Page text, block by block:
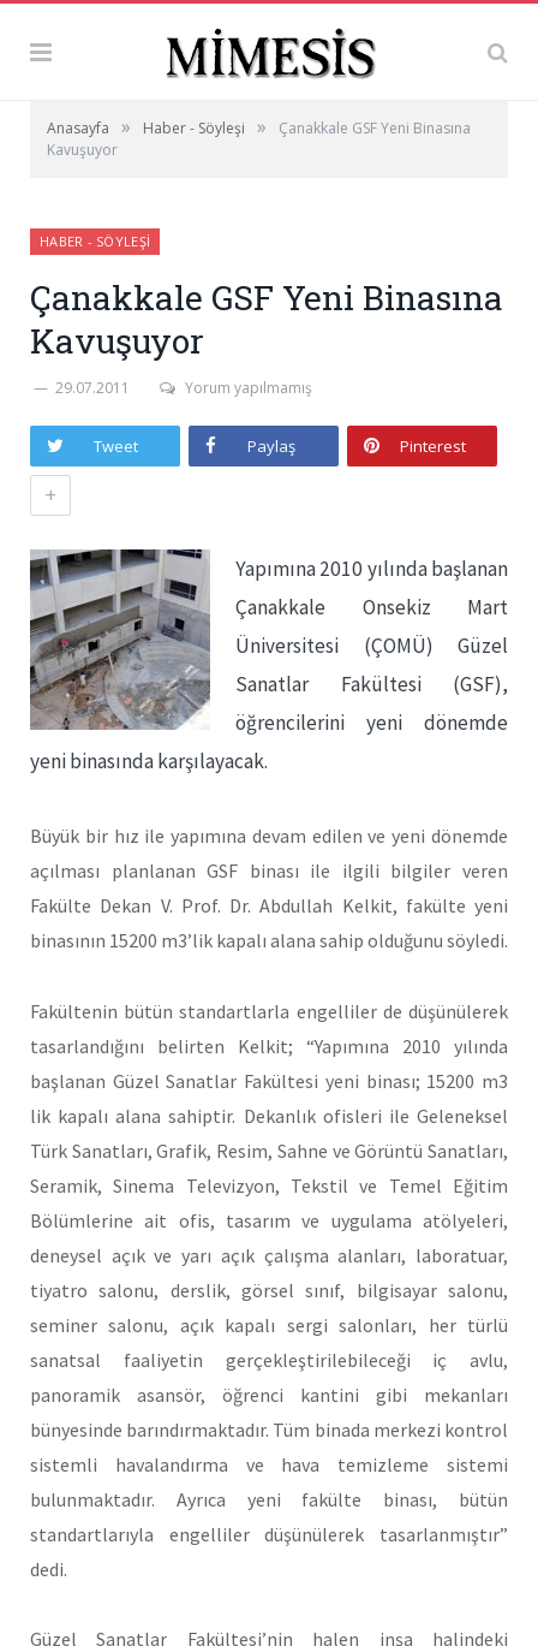
Anasayfa » Haber - Söyleşi »
Çanakkale GSF Yeni Binasına
Kavuşuyor
HABER - SÖYLEŞI
Çanakkale GSF Yeni Binasına
Kavuşuyor
29.07.2011 Yorum yapılmamış
Tweet Paylaş Pinterest
+
Yapımına 2010 yılında başlanan
Çanakkale Onsekiz Mart
Üniversitesi (ÇOMÜ) Güzel
Sanatlar Fakültesi (GSF),
öğrencilerini yeni dönemde
yeni binasında karşılayacak.
Büyük bir hız ile yapımına devam edilen ve yeni dönemde
açılması planlanan GSF binası ile ilgili bilgiler veren
Fakülte Dekan V. Prof. Dr. Abdullah Kelkit, fakülte yeni
binasının 15200 m3’lik kapalı alana sahip olduğunu söyledi.
Fakültenin bütün standartlarla engelliler de düşünülerek
tasarlandığını belirten Kelkit; “Yapımına 2010 yılında
başlanan Güzel Sanatlar Fakültesi yeni binası; 15200 m3
lik kapalı alana sahiptir. Dekanlık ofisleri ile Geleneksel
Türk Sanatları, Grafik, Resim, Sahne ve Görüntü Sanatları,
Seramik, Sinema Televizyon, Tekstil ve Temel Eğitim
Bölümlerine ait ofis, tasarım ve uygulama atölyeleri,
deneysel açık ve yarı açık çalışma alanları, laboratuar,
tiyatro salonu, derslik, görsel sınıf, bilgisayar salonu,
seminer salonu, açık kapalı sergi salonları, her türlü
sanatsal faaliyetin gerçekleştirilebileceği iç avlu,
panoramik asansör, öğrenci kantini gibi mekanları
bünyesinde barındırmaktadır. Tüm binada merkezi kontrol
sistemli havalandırma ve hava temizleme sistemi
bulunmaktadır. Ayrıca yeni fakülte binası, bütün
standartlarıyla engelliler düşünülerek tasarlanmıştır”
dedi.
Güzel Sanatlar Fakültesi’nin halen inşa halindeki